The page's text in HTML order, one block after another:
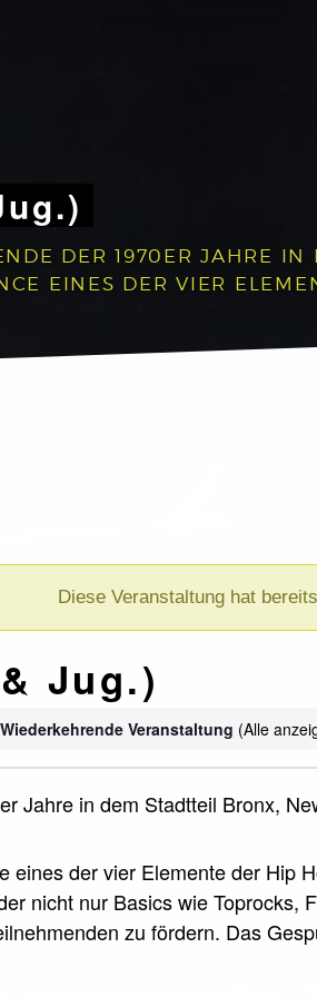
DER 1970ER JAHRE
EINES DER VIER
Diese Veranstaltung hat
Jug.)
Wiederkehrende Veranstaltung (Alle
Jahre in dem Stadtteil Bronx,
eines der vier Elemente der Hip
nicht nur Basics wie
zu fördern. Das